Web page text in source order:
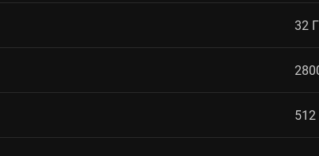
32
512